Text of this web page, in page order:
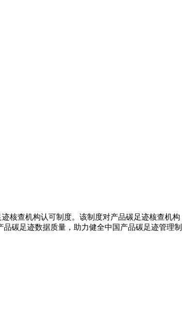
核查机构认可制度。该制度对产品碳足迹核查机构
碳足迹数据质量，助力健全中国产品碳足迹管理制